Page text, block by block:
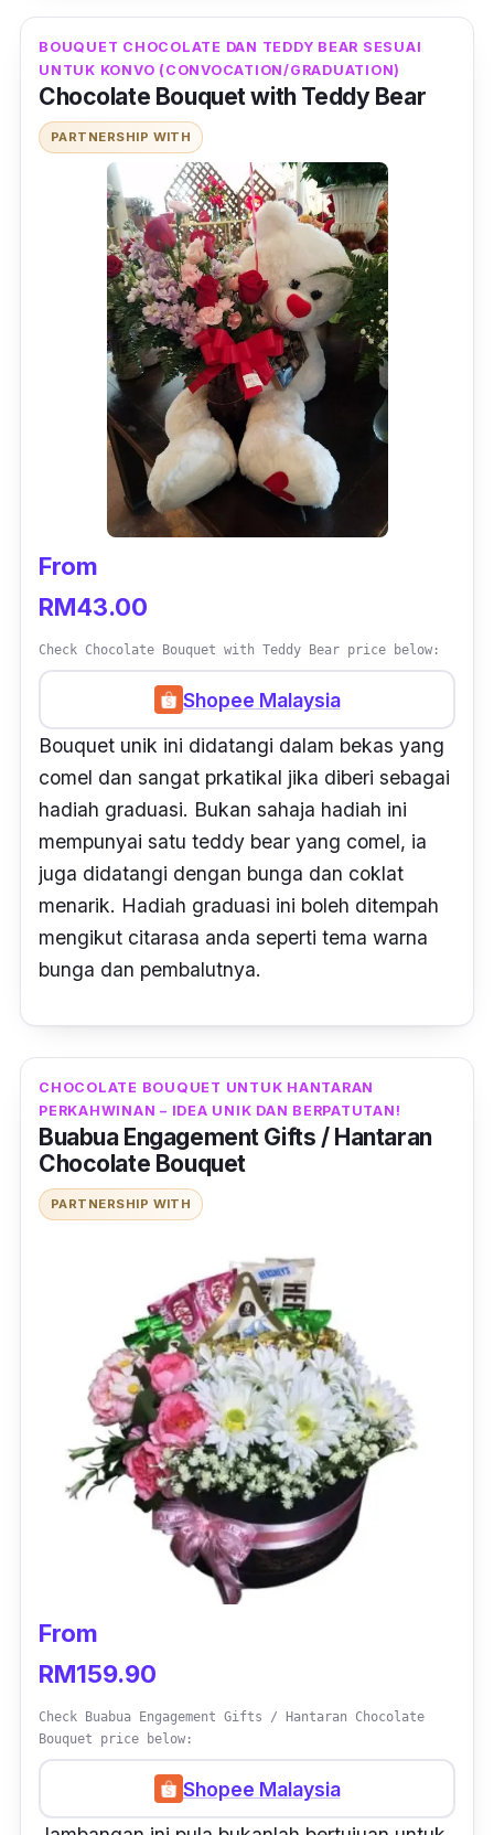
BOUQUET CHOCOLATE DAN TEDDY BEAR SESUAI
UNTUK KONVO (CONVOCATION/GRADUATION)
Chocolate Bouquet with Teddy Bear
PARTNERSHIP WITH
From
RM43.00
Check Chocolate Bouquet with Teddy Bear price below:
Shopee Malaysia
Bouquet unik ini didatangi dalam bekas yang
comel dan sangat prkatikal jika diberi sebagai
hadiah graduasi. Bukan sahaja hadiah ini
mempunyai satu teddy bear yang comel, ia
juga didatangi dengan bunga dan coklat
menarik. Hadiah graduasi ini boleh ditempah
mengikut citarasa anda seperti tema warna
bunga dan pembalutnya.
CHOCOLATE BOUQUET UNTUK HANTARAN
PERKAHWINAN – IDEA UNIK DAN BERPATUTAN!
Buabua Engagement Gifts / Hantaran
Chocolate Bouquet
PARTNERSHIP WITH
From
RM159.90
Check Buabua Engagement Gifts / Hantaran Chocolate
Bouquet price below:
Shopee Malaysia